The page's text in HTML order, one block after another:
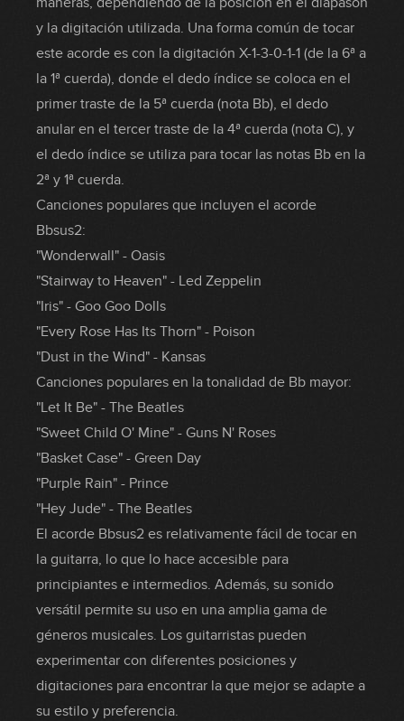
y la digitación utilizada. Una forma común de tocar
este acorde es con la digitación X-1-3-0-1-1 (de la 6ª a
la 1ª cuerda), donde el dedo índice se coloca en el
primer traste de la 5ª cuerda (nota Bb), el dedo
anular en el tercer traste de la 4ª cuerda (nota C), y
el dedo índice se utiliza para tocar las notas Bb en la
2ª y 1ª cuerda.
Canciones populares que incluyen el acorde
Bbsus2:
"Wonderwall" - Oasis
"Stairway to Heaven" - Led Zeppelin
"Iris" - Goo Goo Dolls
"Every Rose Has Its Thorn" - Poison
"Dust in the Wind" - Kansas
Canciones populares en la tonalidad de Bb mayor:
"Let It Be" - The Beatles
"Sweet Child O' Mine" - Guns N' Roses
"Basket Case" - Green Day
"Purple Rain" - Prince
"Hey Jude" - The Beatles
El acorde Bbsus2 es relativamente fácil de tocar en
la guitarra, lo que lo hace accesible para
principiantes e intermedios. Además, su sonido
versátil permite su uso en una amplia gama de
géneros musicales. Los guitarristas pueden
experimentar con diferentes posiciones y
digitaciones para encontrar la que mejor se adapte a
su estilo y preferencia.